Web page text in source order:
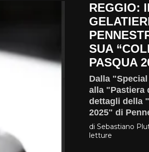
REGGIO:
SUA
PASQUA
Dalla
alla "Pastiera
dettagli della
2025" di
di Sebastiano
letture